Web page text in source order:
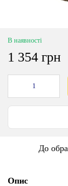
В наявності
1 354 грн
До
Опис